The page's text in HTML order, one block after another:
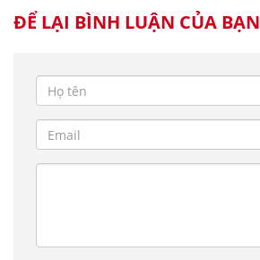
ĐỂ LẠI BÌNH LUẬN CỦA BẠN